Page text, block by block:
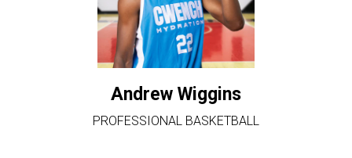
Andrew Wiggins
PROFESSIONAL BASKETBALL